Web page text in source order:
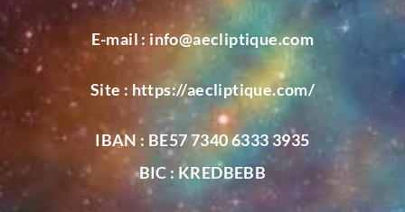
E-mail : info@aecliptique.com
Site : https://aecliptique.com/
IBAN : BE57 7340 6333 3935
BIC : KREDBEBB